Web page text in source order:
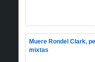
Muere Rondel Clark,
mixtas